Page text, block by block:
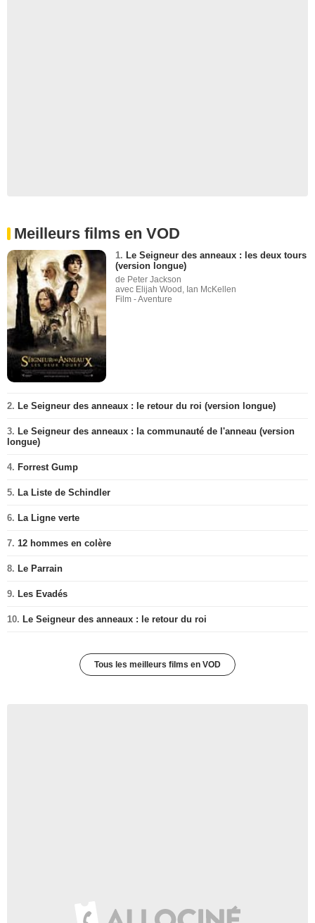
Meilleurs films en VOD
1. Le Seigneur des anneaux : les deux tours
(version longue)
de Peter Jackson
avec Elijah Wood, Ian McKellen
Film - Aventure
2. Le Seigneur des anneaux : le retour du roi (version longue)
3. Le Seigneur des anneaux : la communauté de l'anneau (version
longue)
4. Forrest Gump
5. La Liste de Schindler
6. La Ligne verte
7. 12 hommes en colère
8. Le Parrain
9. Les Evadés
10. Le Seigneur des anneaux : le retour du roi
Tous les meilleurs films en VOD